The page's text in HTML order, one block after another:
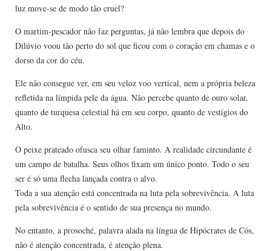
luz move-se de modo tão cruel?
O martim-pescador não faz perguntas, já não lembra que depois do
Dilúvio voou tão perto do sol que ficou com o coração em chamas e o
dorso da cor do céu.
Ele não consegue ver, em seu veloz voo vertical, nem a própria beleza
refletida na límpida pele da água. Não percebe quanto de ouro solar,
quanto de turquesa celestial há em seu corpo, quanto de vestígios do
Alto.
O peixe prateado ofusca seu olhar faminto. A realidade circundante é
um campo de batalha. Seus olhos fixam um único ponto. Todo o seu
ser é só uma flecha lançada contra o alvo.
Toda a sua atenção está concentrada na luta pela sobrevivência. A luta
pela sobrevivência é o sentido de sua presença no mundo.
No entanto, a prosoché, palavra alada na língua de Hipócrates de Cós,
não é atenção concentrada, é atenção plena.